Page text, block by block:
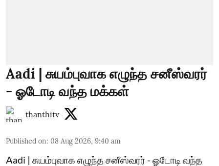
Aadi | சுயம்புவாக எழுந்த சனீஸ்வரர்
- ஓடோடி வந்த மக்கள்
thanthitv
Published on: 08 Aug 2026, 9:40 am
Aadi | சுயம்புவாக எழுந்த சனீஸ்வரர் - ஓடோடி வந்த